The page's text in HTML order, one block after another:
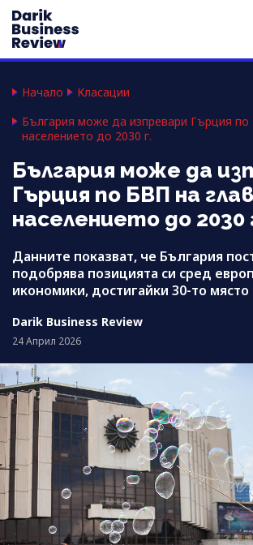
Начало
Класации
България може да изпревари Гърция по
населението до 2030 г.
България може да
Гърция по БВП на
населението до 2030
Данните показват, че България
подобрява позицията си сред
икономики, достигайки 30-то
Darik Business Review
24 Април 2026